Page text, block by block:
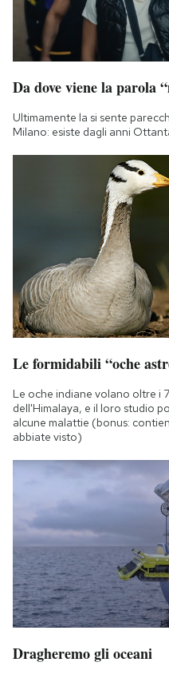
Hai bisogno di aiuto?
Esci
Da dove viene la parola
Ultimamente la si sente
Milano: esiste dagli anni
Le formidabili “oche
Le oche indiane volano oltre i
dell'Himalaya, e il loro studio
alcune malattie (bonus:
abbiate visto)
Dragheremo gli oceani